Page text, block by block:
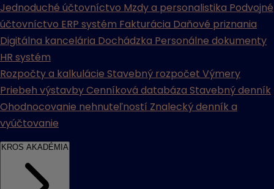
Jednoduché účtovníctvo Mzdy a personalistika Podvojné
účtovníctvo ERP systém Fakturácia Daňové priznania
Digitálna kancelária Dochádzka Personálne dokumenty
HR systém
Rozpočty a kalkulácie Stavebný rozpočet Výmery
Priebeh výstavbyCenníková databáza Stavebný denník
Ohodnocovanie nehnuteľností Znalecký denník a
vyúčtovanie
KROS AKADÉMIA